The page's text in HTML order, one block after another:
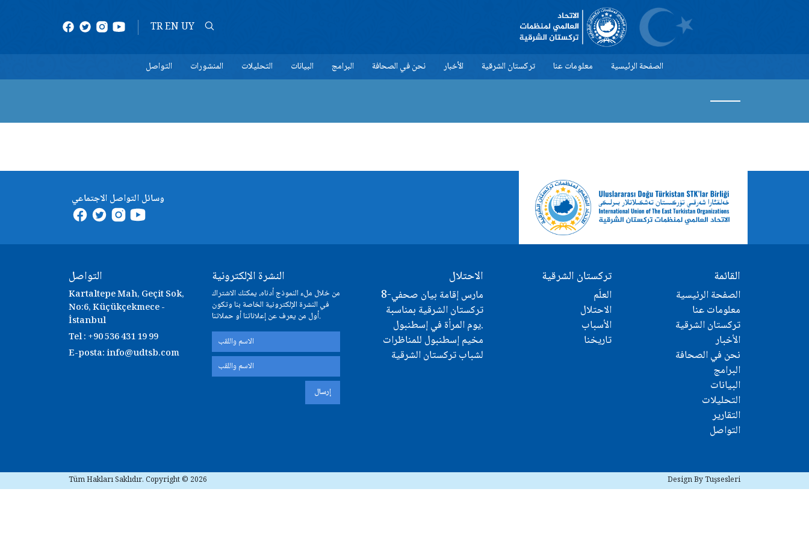
TRENUY
الصفحة الرئيسية معلومات عنا تركستان الشرقية الأخبار نحن في الصحافة البرامج البيانات التحليلات المنشورات التواصل
وسائل التواصل الاجتماعي
النشرة الإلكترونية
من خلال ملء النموذج أدناه، يمكنك الاشتراك
في النشرة الإلكترونية الخاصة بنا وتكون
أول من يعرف عن إعلاناتنا أو حملاتنا.
إرسال
التواصل
Kartaltepe Mah, Geçit Sok,
No:6, Küçükçekmece -
İstanbul
Tel : +90 536 431 19 99
E-posta:info@udtsb.com
القائمة
الصفحة الرئيسية
معلومات عنا
تركستان الشرقية
الأخبار
نحن في الصحافة
البرامج
البيانات
التحليلات
التقارير
التواصل
تركستان الشرقية
العلَم
الاحتلال
الأسباب
تاريخنا
الاحتلال
8-مارس إقامة بيان صحفي
تركستان الشرقية بمناسبة
يوم المرأة في إسطنبول.
مخيم إسطنبول للمناظرات
لشباب تركستان الشرقية
Tüm Hakları Saklıdır. Copyright © 2026 Design By Tuşsesleri